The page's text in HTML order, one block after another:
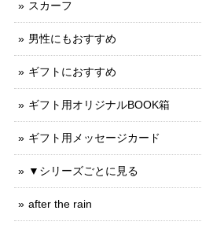
スカーフ
男性にもおすすめ
ギフトにおすすめ
ギフト用オリジナルBOOK箱
ギフト用メッセージカード
▼シリーズごとに見る
after the rain